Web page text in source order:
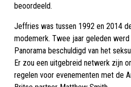
beoordeeld.
Jeffries was tussen 1992 en 2014
modemerk. Twee jaar geleden
Panorama beschuldigd van het
Er zou een uitgebreid netwerk zijn
regelen voor evenementen met de